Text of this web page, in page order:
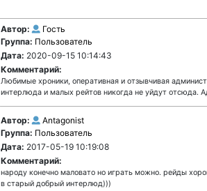
Автор:
Гость
Группа: Пользователь
Дата: 2020-09-15 10:14:43
Комментарий:
Любимые хроники, оперативная и отзывчивая
интерлюда и малых рейтов никогда не уйдут отсюда.
Автор:
Antagonist
Группа: Пользователь
Дата: 2017-05-19 10:19:08
Комментарий:
народу конечно маловато но играть можно. рейды
в старый добрый интерлюд)))